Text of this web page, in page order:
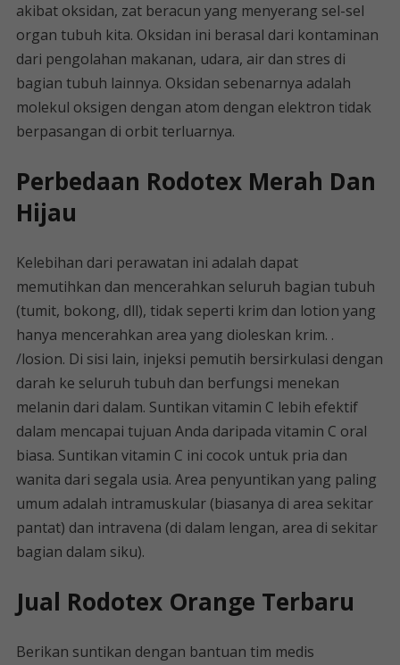
akibat oksidan, zat beracun yang menyerang sel-sel
organ tubuh kita. Oksidan ini berasal dari kontaminan
dari pengolahan makanan, udara, air dan stres di
bagian tubuh lainnya. Oksidan sebenarnya adalah
molekul oksigen dengan atom dengan elektron tidak
berpasangan di orbit terluarnya.
Perbedaan Rodotex Merah Dan
Hijau
Kelebihan dari perawatan ini adalah dapat
memutihkan dan mencerahkan seluruh bagian tubuh
(tumit, bokong, dll), tidak seperti krim dan lotion yang
hanya mencerahkan area yang dioleskan krim. .
/losion. Di sisi lain, injeksi pemutih bersirkulasi dengan
darah ke seluruh tubuh dan berfungsi menekan
melanin dari dalam. Suntikan vitamin C lebih efektif
dalam mencapai tujuan Anda daripada vitamin C oral
biasa. Suntikan vitamin C ini cocok untuk pria dan
wanita dari segala usia. Area penyuntikan yang paling
umum adalah intramuskular (biasanya di area sekitar
pantat) dan intravena (di dalam lengan, area di sekitar
bagian dalam siku).
Jual Rodotex Orange Terbaru
Berikan suntikan dengan bantuan tim medis